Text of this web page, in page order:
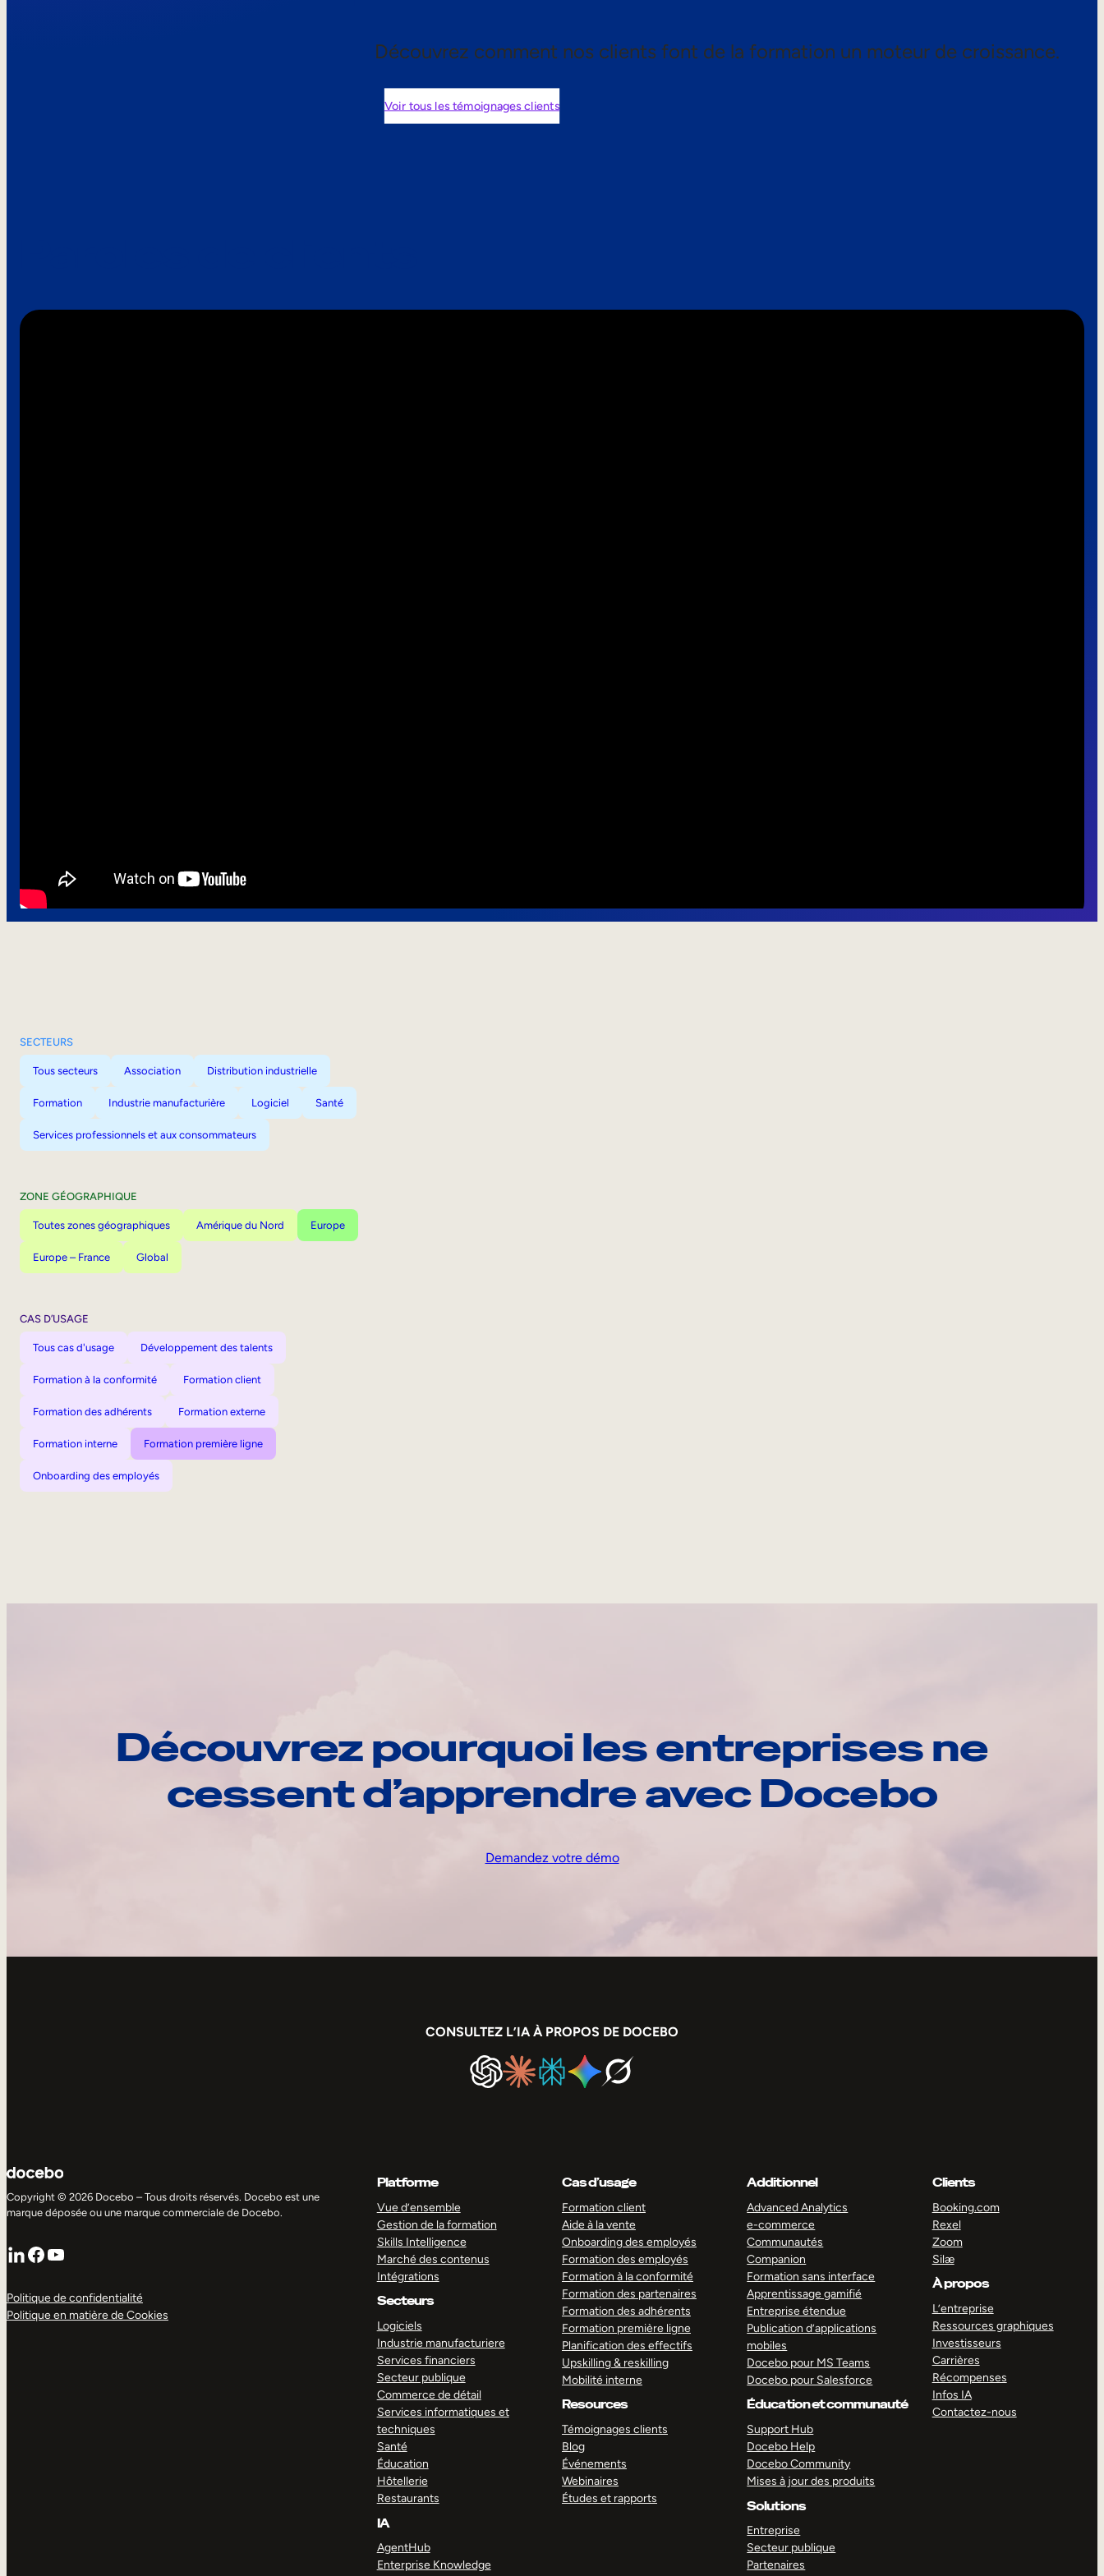
Découvrez comment nos clients font de la formation un moteur de croissance.
Voir tous les témoignages clients
SECTEURS
Tous secteurs Association Distribution industrielle
Formation Industrie manufacturière Logiciel Santé
Services professionnels et aux consommateurs
ZONE GÉOGRAPHIQUE
Toutes zones géographiques Amérique du Nord Europe
Europe – France Global
CAS D’USAGE
Tous cas d'usage Développement des talents
Formation à la conformité Formation client
Formation des adhérents Formation externe
Formation interne Formation première ligne
Onboarding des employés
Découvrez pourquoi les entreprises ne
cessent d’apprendre avec Docebo
Demandez votre démo
CONSULTEZ L’IA À PROPOS DE DOCEBO
Copyright © 2026 Docebo – Tous droits réservés. Docebo est une
marque déposée ou une marque commerciale de Docebo.
LinkedIn
Facebook
YouTube
Politique de confidentialité
Politique en matière de Cookies
Platforme
Vue d’ensemble
Gestion de la formation
Skills Intelligence
Marché des contenus
Intégrations
Secteurs
Logiciels
Industrie manufacturiere
Services financiers
Secteur publique
Commerce de détail
Services informatiques et
techniques
Santé
Éducation
Hôtellerie
Restaurants
IA
AgentHub
Enterprise Knowledge
Cas d’usage
Formation client
Aide à la vente
Onboarding des employés
Formation des employés
Formation à la conformité
Formation des partenaires
Formation des adhérents
Formation première ligne
Planification des effectifs
Upskilling & reskilling
Mobilité interne
Resources
Témoignages clients
Blog
Événements
Webinaires
Études et rapports
Additionnel
Advanced Analytics
e-commerce
Communautés
Companion
Formation sans interface
Apprentissage gamifié
Entreprise étendue
Publication d’applications
mobiles
Docebo pour MS Teams
Docebo pour Salesforce
Éducation et communauté
Support Hub
Docebo Help
Docebo Community
Mises à jour des produits
Solutions
Entreprise
Secteur publique
Partenaires
Clients
Booking.com
Rexel
Zoom
Silæ
À propos
L’entreprise
Ressources graphiques
Investisseurs
Carrières
Récompenses
Infos IA
Contactez-nous